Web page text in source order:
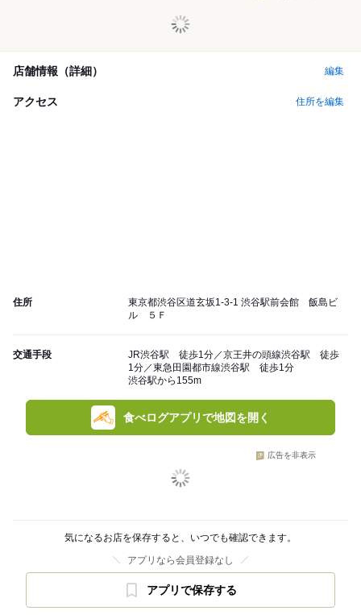
店舗情報（詳細） 編集
アクセス 住所を編集
住所
東京都渋谷区道玄坂1-3-1 渋谷駅前会館 飯島ビ
ル ５Ｆ
交通手段
JR渋谷駅 徒歩1分／京王井の頭線渋谷駅 徒歩
1分／東急田園都市線渋谷駅 徒歩1分
渋谷駅から155m
食べログアプリで地図を開く
広告を非表示
気になるお店を保存すると、いつでも確認できます。
アプリなら会員登録なし
アプリで保存する